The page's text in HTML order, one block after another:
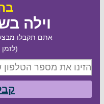
וילה
אתם תקבלו